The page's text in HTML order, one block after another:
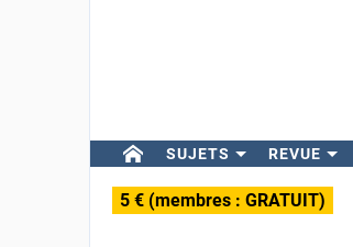
SUJETS REVUE
5 € (membres : GRATUIT)